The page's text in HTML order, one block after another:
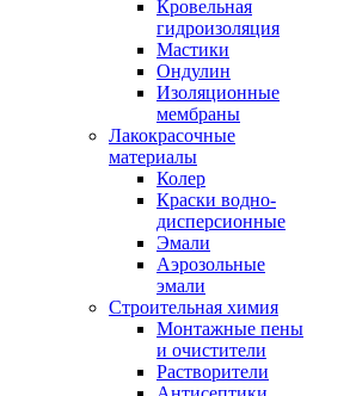
Кровельная
гидроизоляция
Мастики
Ондулин
Изоляционные
мембраны
Лакокрасочные
материалы
Колер
Краски водно-
дисперсионные
Эмали
Аэрозольные
эмали
Строительная химия
Монтажные пены
и очистители
Растворители